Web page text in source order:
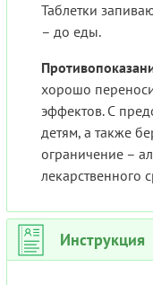
Таблетки
– до еды.
хорошо
эффектов. С
детям, а также
ограничение –
лекарственного
Инструкция